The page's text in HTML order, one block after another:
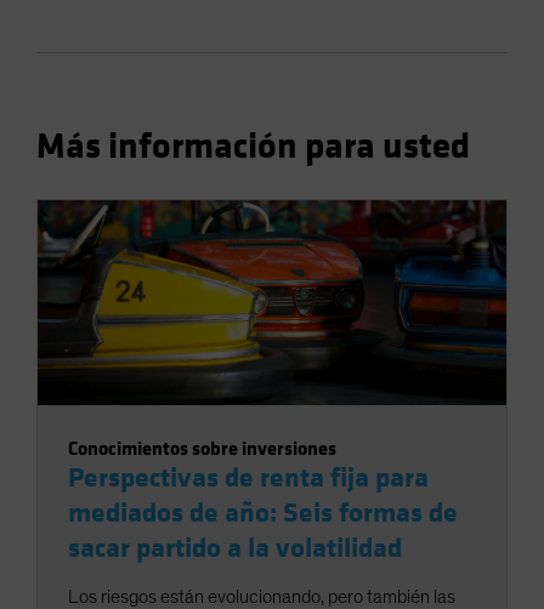
Más información para usted
Conocimientos sobre inversiones
Perspectivas de renta fija para
mediados de año: Seis formas de
sacar partido a la volatilidad
Los riesgos están evolucionando, pero también las